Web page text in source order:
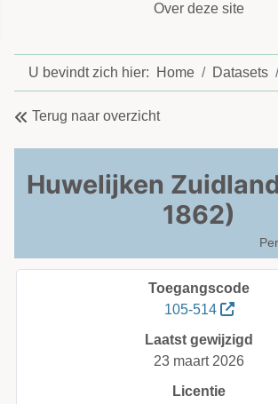
Over deze site
U bevindt zich hier: Home Datasets
Terug naar overzicht
Huwelijken
1862)
Toegangscode
105-514
Laatst gewijzigd
23 maart 2026
Licentie